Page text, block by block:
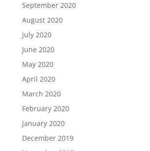
September 2020
August 2020
July 2020
June 2020
May 2020
April 2020
March 2020
February 2020
January 2020
December 2019